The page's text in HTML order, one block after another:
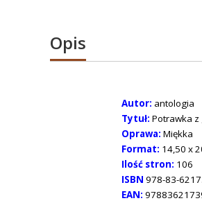
Opis
Autor: antologia
Tytuł: Potrawka z
Oprawa: Miękka
Format: 14,50 x
Ilość stron: 106
ISBN 978-83-
EAN: